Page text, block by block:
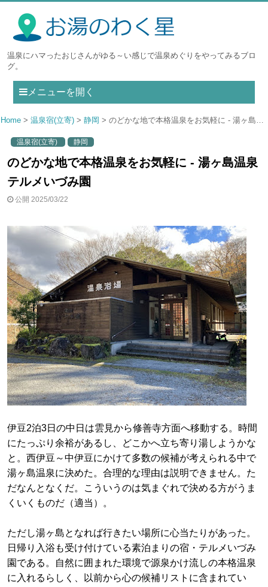
温泉にハマったおじさんがゆる～い感じで温泉めぐりをやってみるブロ
グ。
メニューを開く
Home 温泉宿(立寄) 静岡 のどかな地で本格温泉をお気軽に - 湯ヶ島温泉 テルメいづみ園
温泉宿(立寄) 静岡
のどかな地で本格温泉をお気軽に - 湯ヶ島温泉
テルメいづみ園
公開 2025/03/22
伊豆2泊3日の中日は雲見から修善寺方面へ移動する。時間
にたっぷり余裕があるし、どこかへ立ち寄り湯しようかな
と。西伊豆～中伊豆にかけて多数の候補が考えられる中で
湯ヶ島温泉に決めた。合理的な理由は説明できません。た
だなんとなくだ。こういうのは気まぐれで決める方がうま
くいくものだ（適当）。
ただし湯ヶ島となれば行きたい場所に心当たりがあった。
日帰り入浴も受け付けている素泊まりの宿・テルメいづみ
園である。自然に囲まれた環境で源泉かけ流しの本格温泉
に入れるらしく、以前から心の候補リストに含まれてい